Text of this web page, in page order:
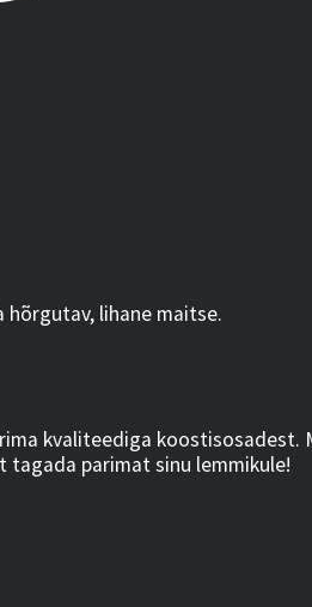
lihane maitse.
kvaliteediga
parimat sinu lemmikule!